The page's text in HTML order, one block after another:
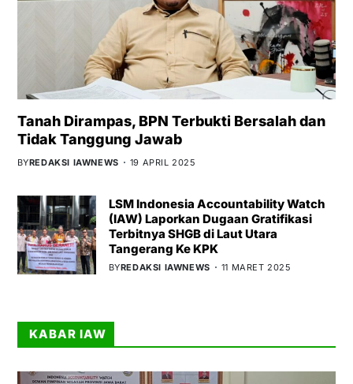
Tanah Dirampas, BPN Terbukti Bersalah dan
Tidak Tanggung Jawab
BYREDAKSI IAWNEWS 19 APRIL 2025
LSM Indonesia Accountability Watch
(IAW) Laporkan Dugaan Gratifikasi
Terbitnya SHGB di Laut Utara
Tangerang Ke KPK
BYREDAKSI IAWNEWS 11 MARET 2025
KABAR IAW